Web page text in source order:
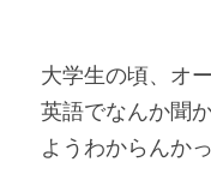
大学生の頃、オ
英語でなんか聞
ようわからんか